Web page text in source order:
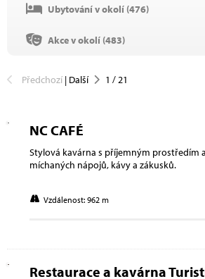
Ubytování v okolí (476)
Akce v okolí (483)
Předchozí | Další 1 /21
NC CAFÉ
Stylová kavárna s příjemným prostředím
míchaných nápojů, kávy a zákusků.
Vzdálenost: 962 m
Restaurace a kavárna